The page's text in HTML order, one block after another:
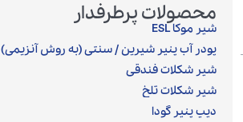
محصولات پرطرفدار
شیر موکا ESL
پودر آب پنیر شیرین / سنتی (به روش آنزیمی)‎
شیر شکلات فندقی
شیر شکلات تلخ
دیپ پنیر گودا